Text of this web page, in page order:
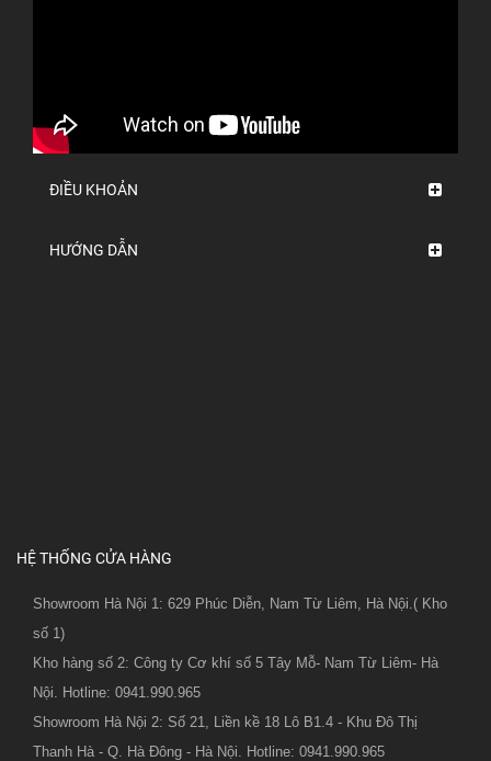
ĐIỀU KHOẢN
HƯỚNG DẪN
HỆ THỐNG CỬA HÀNG
Showroom Hà Nội 1: 629 Phúc Diễn, Nam Từ Liêm, Hà Nội.( Kho
số 1)
Kho hàng số 2: Công ty Cơ khí số 5 Tây Mỗ- Nam Từ Liêm- Hà
Nội. Hotline: 0941.990.965
Showroom Hà Nội 2: Số 21, Liền kề 18 Lô B1.4 - Khu Đô Thị
Thanh Hà - Q. Hà Đông - Hà Nội. Hotline: 0941.990.965